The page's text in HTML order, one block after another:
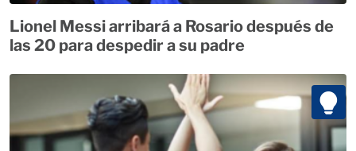
Lionel Messi arribará a Rosario después de
las 20 para despedir a su padre